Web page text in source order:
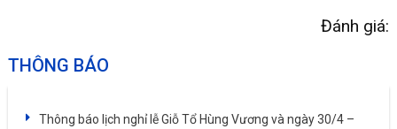
Đánh giá:
THÔNG BÁO
Thông báo lịch nghỉ lễ Giỗ Tổ Hùng Vương và ngày 30/4 –